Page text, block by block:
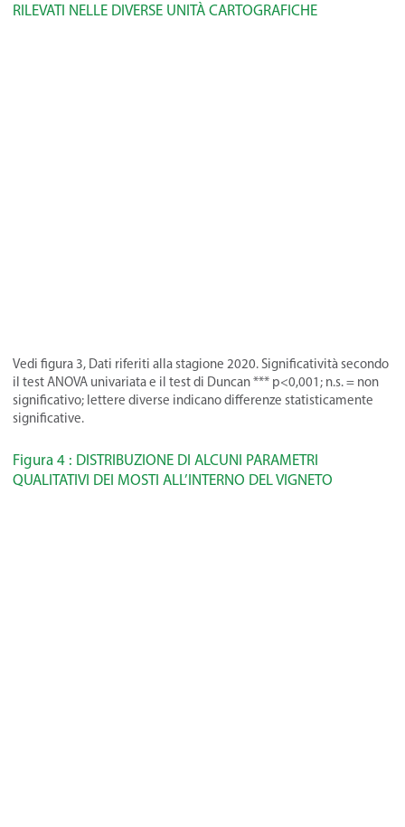
RILEVATI NELLE DIVERSE UNITÀ CARTOGRAFICHE
Vedi figura 3, Dati riferiti alla stagione 2020. Significatività secondo
il test ANOVA univariata e il test di Duncan *** p<0,001; n.s. = non
significativo; lettere diverse indicano differenze statisticamente
significative.
Figura 4 : DISTRIBUZIONE DI ALCUNI PARAMETRI
QUALITATIVI DEI MOSTI ALL’INTERNO DEL VIGNETO